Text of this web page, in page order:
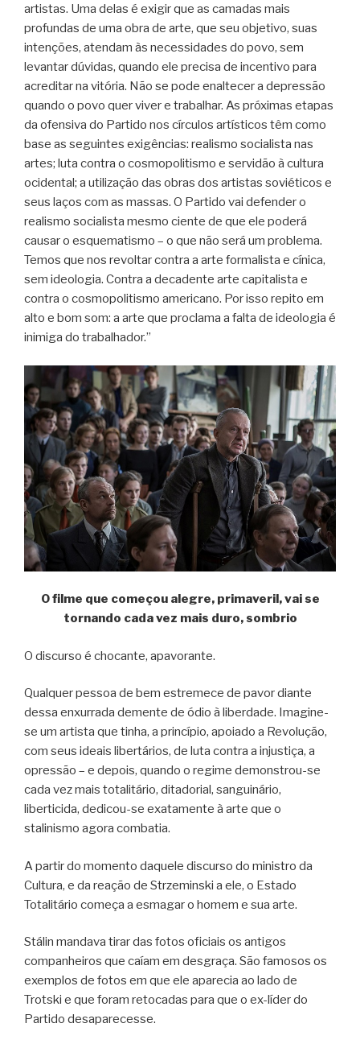
artistas. Uma delas é exigir que as camadas mais
profundas de uma obra de arte, que seu objetivo, suas
intenções, atendam às necessidades do povo, sem
levantar dúvidas, quando ele precisa de incentivo para
acreditar na vitória. Não se pode enaltecer a depressão
quando o povo quer viver e trabalhar. As próximas etapas
da ofensiva do Partido nos círculos artísticos têm como
base as seguintes exigências: realismo socialista nas
artes; luta contra o cosmopolitismo e servidão à cultura
ocidental; a utilização das obras dos artistas soviéticos e
seus laços com as massas. O Partido vai defender o
realismo socialista mesmo ciente de que ele poderá
causar o esquematismo – o que não será um problema.
Temos que nos revoltar contra a arte formalista e cínica,
sem ideologia. Contra a decadente arte capitalista e
contra o cosmopolitismo americano. Por isso repito em
alto e bom som: a arte que proclama a falta de ideologia é
inimiga do trabalhador.”
O filme que começou alegre, primaveril, vai se
tornando cada vez mais duro, sombrio
O discurso é chocante, apavorante.
Qualquer pessoa de bem estremece de pavor diante
dessa enxurrada demente de ódio à liberdade. Imagine-
se um artista que tinha, a princípio, apoiado a Revolução,
com seus ideais libertários, de luta contra a injustiça, a
opressão – e depois, quando o regime demonstrou-se
cada vez mais totalitário, ditadorial, sanguinário,
liberticida, dedicou-se exatamente à arte que o
stalinismo agora combatia.
A partir do momento daquele discurso do ministro da
Cultura, e da reação de Strzeminski a ele, o Estado
Totalitário começa a esmagar o homem e sua arte.
Stálin mandava tirar das fotos oficiais os antigos
companheiros que caíam em desgraça. São famosos os
exemplos de fotos em que ele aparecia ao lado de
Trotski e que foram retocadas para que o ex-líder do
Partido desaparecesse.